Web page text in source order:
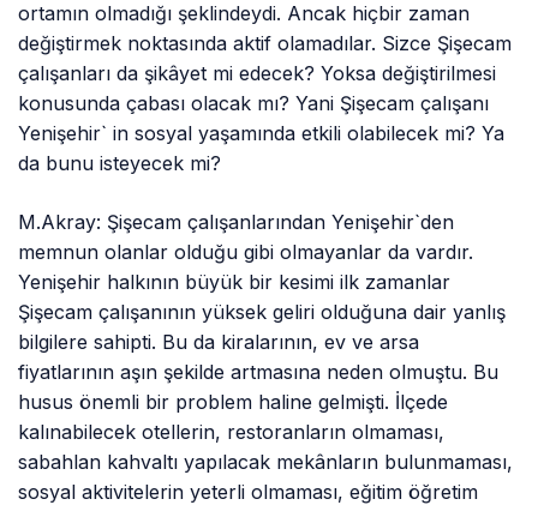
ortamın olmadığı şeklindeydi. Ancak hiçbir zaman
değiştirmek noktasında aktif olamadılar. Sizce Şişecam
çalışanları da şikâyet mi edecek? Yoksa değiştirilmesi
konusunda çabası olacak mı? Yani Şişecam çalışanı
Yenişehir` in sosyal yaşamında etkili olabilecek mi? Ya
da bunu isteyecek mi?
M.Akray: Şişecam çalışanlarından Yenişehir`den
memnun olanlar olduğu gibi olmayanlar da vardır.
Yenişehir halkının büyük bir kesimi ilk zamanlar
Şişecam çalışanının yüksek geliri olduğuna dair yanlış
bilgilere sahipti. Bu da kiralarının, ev ve arsa
fiyatlarının aşın şekilde artmasına neden olmuştu. Bu
husus önemli bir problem haline gelmişti. İlçede
kalınabilecek otellerin, restoranların olmaması,
sabahlan kahvaltı yapılacak mekânların bulunmaması,
sosyal aktivitelerin yeterli olmaması, eğitim öğretim